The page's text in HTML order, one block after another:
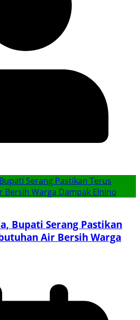
Bupati Serang Pastikan
Air Bersih Warga